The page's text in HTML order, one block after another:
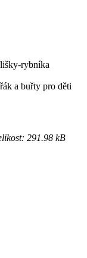
rybníka
a buřty pro děti
291.98 kB